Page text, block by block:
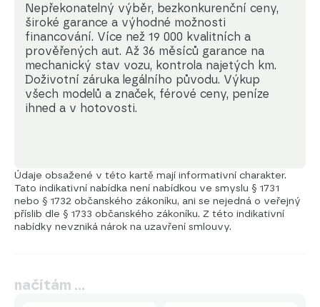
Nepřekonatelný výběr, bezkonkurenční ceny,
široké garance a výhodné možnosti
financování. Více než 19 000 kvalitních a
prověřených aut. Až 36 měsíců garance na
mechanický stav vozu, kontrola najetých km.
Doživotní záruka legálního původu. Výkup
všech modelů a značek, férové ceny, peníze
ihned a v hotovosti.
Údaje obsažené v této kartě mají informativní charakter.
Tato indikativní nabídka není nabídkou ve smyslu § 1731
nebo § 1732 občanského zákoníku, ani se nejedná o veřejný
příslib dle § 1733 občanského zákoníku. Z této indikativní
nabídky nevzniká nárok na uzavření smlouvy.
načítám …